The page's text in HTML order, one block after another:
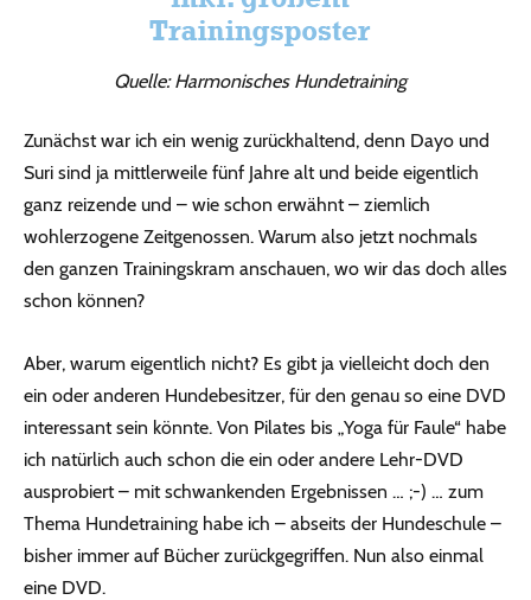
Quelle: Harmonisches Hundetraining
Zunächst war ich ein wenig zurückhaltend, denn Dayo und
Suri sind ja mittlerweile fünf Jahre alt und beide eigentlich
ganz reizende und – wie schon erwähnt – ziemlich
wohlerzogene Zeitgenossen. Warum also jetzt nochmals
den ganzen Trainingskram anschauen, wo wir das doch alles
schon können?
Aber, warum eigentlich nicht? Es gibt ja vielleicht doch den
ein oder anderen Hundebesitzer, für den genau so eine DVD
interessant sein könnte. Von Pilates bis „Yoga für Faule“ habe
ich natürlich auch schon die ein oder andere Lehr-DVD
ausprobiert – mit schwankenden Ergebnissen … ;-) … zum
Thema Hundetraining habe ich – abseits der Hundeschule –
bisher immer auf Bücher zurückgegriffen. Nun also einmal
eine DVD.